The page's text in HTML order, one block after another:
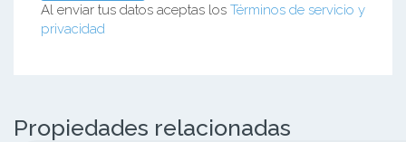
Al enviar tus datos aceptas los Términos de servicio y
privacidad
Propiedades relacionadas